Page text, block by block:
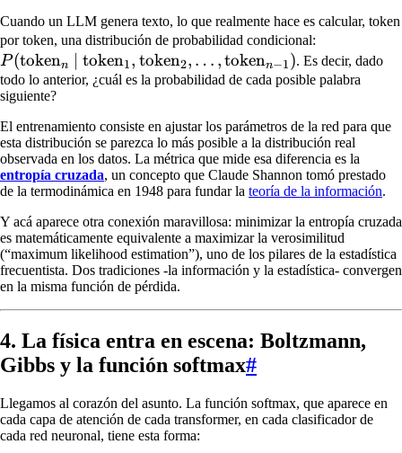
Cuando un LLM genera texto, lo que realmente hace es calcular, token
por token, una distribución de probabilidad condicional:
\mid
\dots,
1})
P(tokenn token1, token2, … ,tokenn−1). Es decir, dado
todo lo anterior, ¿cuál es la probabilidad de cada posible palabra
siguiente?
El entrenamiento consiste en ajustar los parámetros de la red para que
esta distribución se parezca lo más posible a la distribución real
observada en los datos. La métrica que mide esa diferencia es la
entropía cruzada, un concepto que Claude Shannon tomó prestado
de la termodinámica en 1948 para fundar la teoría de la información.
Y acá aparece otra conexión maravillosa: minimizar la entropía cruzada
es matemáticamente equivalente a maximizar la verosimilitud
(“maximum likelihood estimation”), uno de los pilares de la estadística
frecuentista. Dos tradiciones -la información y la estadística- convergen
en la misma función de pérdida.
4. La física entra en escena: Boltzmann,
Gibbs y la función softmax#
Llegamos al corazón del asunto. La función softmax, que aparece en
cada capa de atención de cada transformer, en cada clasificador de
cada red neuronal, tiene esta forma: